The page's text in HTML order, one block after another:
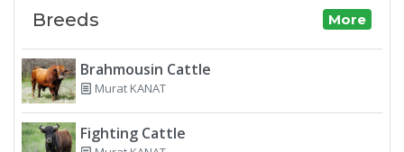
Breeds More
Brahmousin Cattle
Murat KANAT
Fighting Cattle